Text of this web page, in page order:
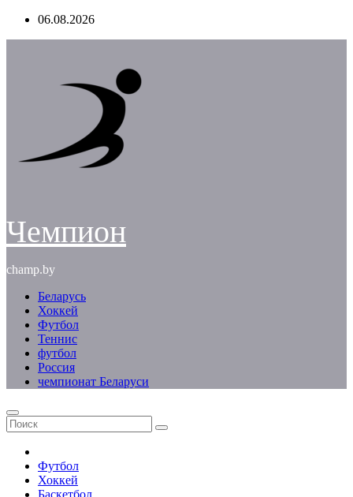
Перейти06.08.2026
Чемпион
champ.by
Беларусь
Хоккей
Футбол
Теннис
футбол
Россия
чемпионат Беларуси
Футбол
Хоккей
Баскетбол